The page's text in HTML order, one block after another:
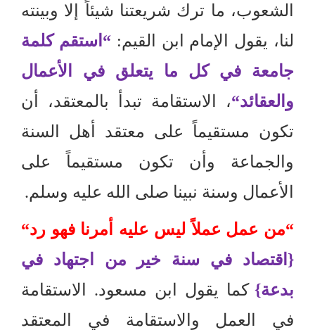
الشعوب، ما ترك شريعتنا شيئاً إلا وبينته
لنا، يقول الإمام ابن القيم:
“ استقم كلمة
جامعة في كل ما يتعلق في الأعمال
والعقائد“، الاستقامة تبدأ بالمعتقد، أن
تكون مستقيماً على معتقد أهل السنة
والجماعة وأن تكون مستقيماً على
الأعمال وسنة نبينا صلى الله عليه وسلم.
“من عمل عملاً ليس عليه أمرنا فهو رد“
{ اقتصاد في سنة خير من اجتهاد في
بدعة} كما يقول ابن مسعود.
الاستقامة
في العمل والاستقامة في المعتقد